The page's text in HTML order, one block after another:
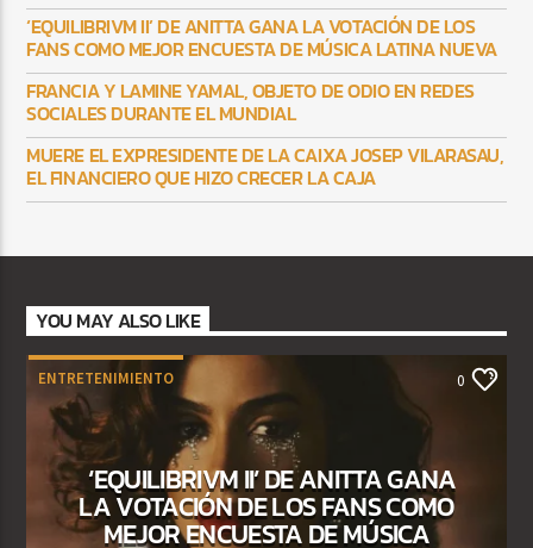
‘EQUILIBRIVM II’ DE ANITTA GANA LA VOTACIÓN DE LOS
FANS COMO MEJOR ENCUESTA DE MÚSICA LATINA NUEVA
FRANCIA Y LAMINE YAMAL, OBJETO DE ODIO EN REDES
SOCIALES DURANTE EL MUNDIAL
MUERE EL EXPRESIDENTE DE LA CAIXA JOSEP VILARASAU,
EL FINANCIERO QUE HIZO CRECER LA CAJA
YOU MAY ALSO LIKE
ENTRETENIMIENTO 0
‘EQUILIBRIVM II’ DE ANITTA GANA
LA VOTACIÓN DE LOS FANS COMO
MEJOR ENCUESTA DE MÚSICA